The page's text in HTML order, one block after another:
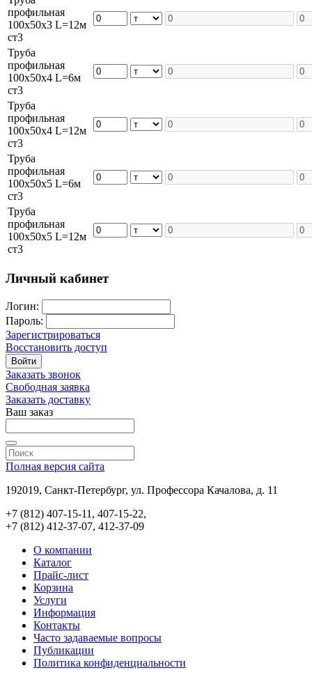
профильная
100х50х3 L=12м
ст3
Труба
профильная
100х50х4 L=6м
ст3
Труба
профильная
100х50х4 L=12м
ст3
Труба
профильная
100х50х5 L=6м
ст3
Труба
профильная
100х50х5 L=12м
ст3
Личный кабинет
Логин:
Пароль:
Зарегистрироваться
Восстановить доступ
Войти
Заказать звонок
Свободная заявка
Заказать доставку
Ваш заказ
Полная версия сайта
192019, Санкт-Петербург, ул. Профессора Качалова, д. 11
+7 (812) 407-15-11, 407-15-22,
+7 (812) 412-37-07, 412-37-09
О компании
Каталог
Прайс-лист
Корзина
Услуги
Информация
Контакты
Часто задаваемые вопросы
Публикации
Политика конфиденциальности